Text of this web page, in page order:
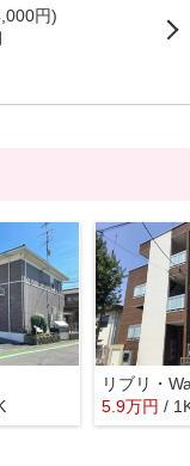
円)
リブリ・
5.9万円 /